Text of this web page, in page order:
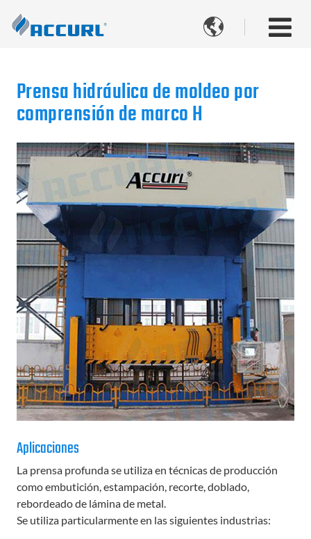

Prensa hidráulica de moldeo por
comprensión de marco H
Aplicaciones
La prensa profunda se utiliza en técnicas de producción
como embutición, estampación, recorte, doblado,
rebordeado de lámina de metal.
Se utiliza particularmente en las siguientes industrias: